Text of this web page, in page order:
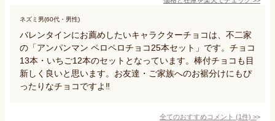
ネズミ男(60代・男性)
バレンタインにお薦めしたいキャラクターチョコは、不二家
の「アンパンマン ペロペロチョコ25本セット」です。チョコ
13本・いちご12本のセットとなっています。棒付チョコも目
新しく良いと思います。お友達・ご家族へのお裾分けにもぴ
ったりなチョコですよ‼️
全てのおすすめコメント (1件) >